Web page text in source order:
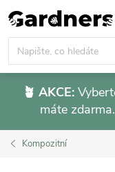
Přejít
na
obsah
🪴 AKCE:
máte
Kompozitní